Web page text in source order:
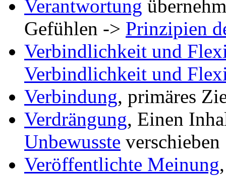
Verantwortung
Gefühlen -> Prinzipien
Verbindlichkeit und
Verbindlichkeit und
Verbindung, primäres
Verdrängung, Einen
Unbewusste verschieben
Veröffentlichte Meinung